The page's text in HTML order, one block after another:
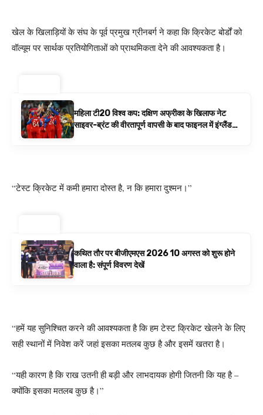
खेल के खिलाड़ियों के संघ के पूर्व प्रमुख ग्रीनबर्ग ने कहा कि क्रिकेट बोर्डों को
वॉल्यूम पर सार्थक प्रतियोगिताओं को प्राथमिकता देने की आवश्यकता है।
महिला टी20 विश्व कप: दक्षिण अफ्रीका के खिलाफ नेट
साइवर-ब्रंट की वीरतापूर्ण वापसी के बाद फाइनल में इंग्लैंड
“टेस्ट क्रिकेट में कमी हमारा दोस्त है, न कि हमारा दुश्मन।”
कथित तौर पर बीजीएमएस 2026 10 अगस्त को शुरू होने
वाला है: संपूर्ण विवरण देखें
“हमें यह सुनिश्चित करने की आवश्यकता है कि हम टेस्ट क्रिकेट खेलने के लिए
सही स्थानों में निवेश करें जहां इसका मतलब कुछ है और इसमें खतरा है।
“यही कारण है कि राख उतनी ही बड़ी और लाभदायक होगी जितनी कि यह है –
क्योंकि इसका मतलब कुछ है।”